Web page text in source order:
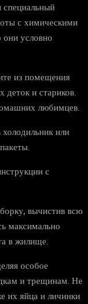
специальный
с химическими
они условно
из помещения
деток и стариков.
любимцев.
или
с
вычистив всю
максимально
в жилище.
особое
и трещинам. Не
их яйца и личинки